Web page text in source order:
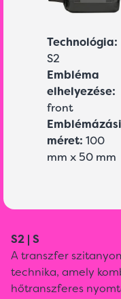
Technológia:
S2
Embléma
elhelyezése:
front
Emblémázási
méret: 100
mm x 50 mm
S2 | S
A transzfer
technika, amely
hőtranszferes